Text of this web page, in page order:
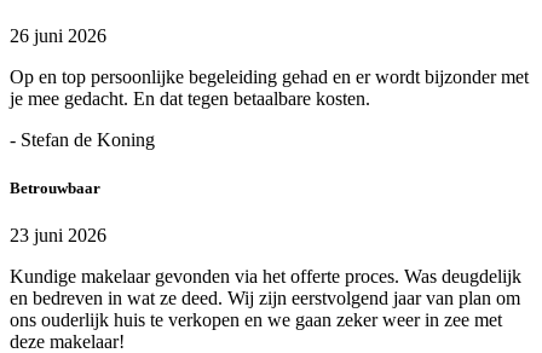
26 juni 2026
Op en top persoonlijke begeleiding gehad en er wordt bijzonder met
je mee gedacht. En dat tegen betaalbare kosten.
- Stefan de Koning
Betrouwbaar
23 juni 2026
Kundige makelaar gevonden via het offerte proces. Was deugdelijk
en bedreven in wat ze deed. Wij zijn eerstvolgend jaar van plan om
ons ouderlijk huis te verkopen en we gaan zeker weer in zee met
deze makelaar!